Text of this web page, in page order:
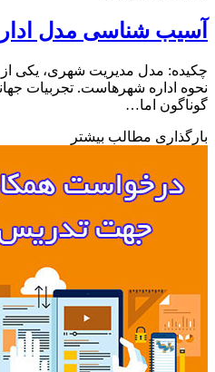
شناسی مدل اداره
مدل مدیریت شهری، یکی از
اداره شهرهاست. تجربیات جهانی
اما…
مطالب بیشتر